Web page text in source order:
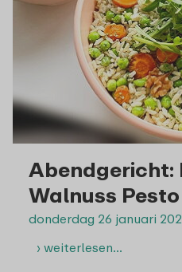
Abendgericht:
Walnuss
donderdag 26 januari
› weiterlesen…